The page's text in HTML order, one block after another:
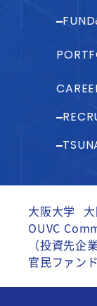
大阪大学
OUVC
（投資先企
官民ファン